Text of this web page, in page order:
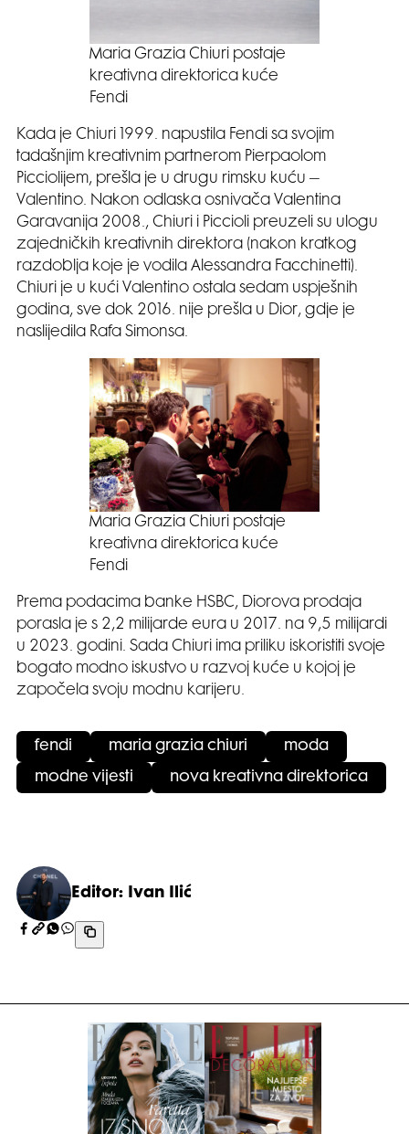
Maria Grazia Chiuri postaje
kreativna direktorica kuće
Fendi
Kada je Chiuri 1999. napustila Fendi sa svojim
tadašnjim kreativnim partnerom Pierpaolom
Picciolijem, prešla je u drugu rimsku kuću –
Valentino. Nakon odlaska osnivača Valentina
Garavanija 2008., Chiuri i Piccioli preuzeli su ulogu
zajedničkih kreativnih direktora (nakon kratkog
razdoblja koje je vodila Alessandra Facchinetti).
Chiuri je u kući Valentino ostala sedam uspješnih
godina, sve dok 2016. nije prešla u Dior, gdje je
naslijedila Rafa Simonsa.
Maria Grazia Chiuri postaje
kreativna direktorica kuće
Fendi
Prema podacima banke HSBC, Diorova prodaja
porasla je s 2,2 milijarde eura u 2017. na 9,5 milijardi
u 2023. godini. Sada Chiuri ima priliku iskoristiti svoje
bogato modno iskustvo u razvoj kuće u kojoj je
započela svoju modnu karijeru.
fendi maria grazia chiuri moda
modne vijesti nova kreativna direktorica
Editor: Ivan Ilić